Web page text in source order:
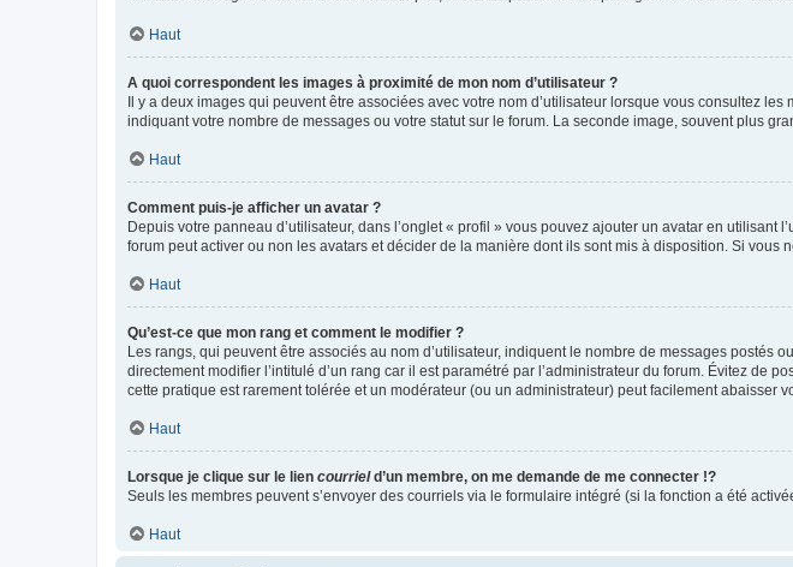
Haut
A quoi correspondent les images à proximité de mon nom d’utilisateur ?
Il y a deux images qui peuvent être associées avec votre nom d’utilisateur lorsque vous consultez
indiquant votre nombre de messages ou votre statut sur le forum. La seconde image, souvent plus
Haut
Comment puis-je afficher un avatar ?
Depuis votre panneau d’utilisateur, dans l’onglet « profil » vous pouvez ajouter un avatar en utilisant
forum peut activer ou non les avatars et décider de la manière dont ils sont mis à disposition. Si vous
Haut
Qu’est-ce que mon rang et comment le modifier ?
Les rangs, qui peuvent être associés au nom d’utilisateur, indiquent le nombre de messages
directement modifier l’intitulé d’un rang car il est paramétré par l’administrateur du forum. Évitez de
cette pratique est rarement tolérée et un modérateur (ou un administrateur) peut facilement abaisser
Haut
Lorsque je clique sur le lien courrield’un membre, on me demande de me connecter !?
Seuls les membres peuvent s’envoyer des courriels via le formulaire intégré (si la fonction a été
Haut